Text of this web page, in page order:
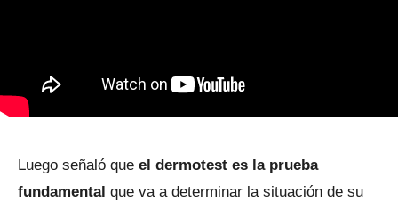
Luego señaló que el dermotest es la prueba
fundamental que va a determinar la situación de su